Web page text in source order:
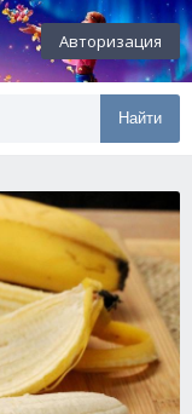
Авторизация
Найти